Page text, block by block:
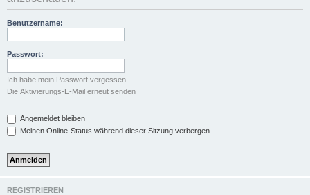
Benutzername:
Passwort:
Ich habe mein Passwort vergessen
Die Aktivierungs-E-Mail erneut senden
Angemeldet bleiben
Meinen Online-Status während dieser Sitzung verbergen
REGISTRIEREN